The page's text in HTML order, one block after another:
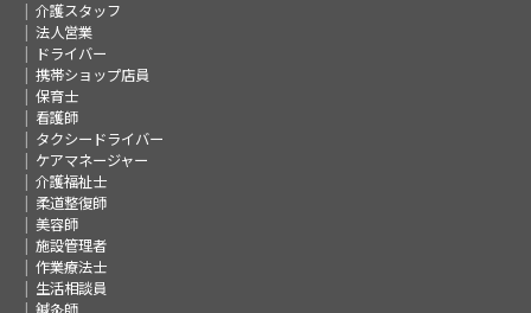
介護スタッフ
法人営業
ドライバー
携帯ショップ店員
保育士
看護師
タクシードライバー
ケアマネージャー
介護福祉士
柔道整復師
美容師
施設管理者
作業療法士
生活相談員